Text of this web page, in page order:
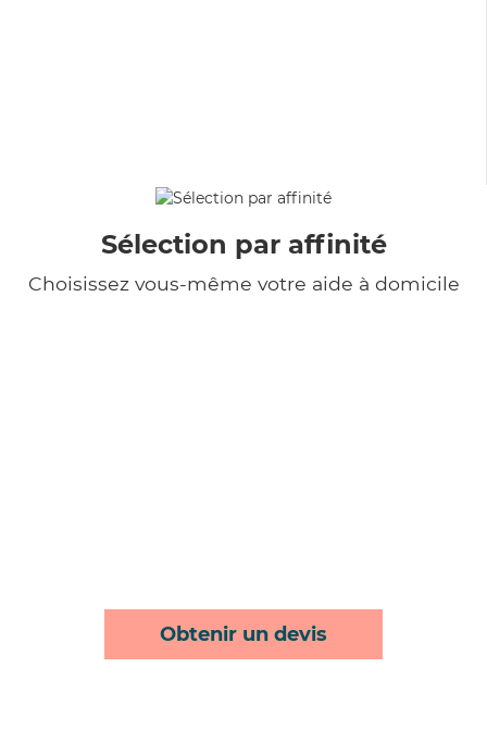
Sélection par affinité
Choisissez vous-même votre aide à domicile
Obtenir un devis